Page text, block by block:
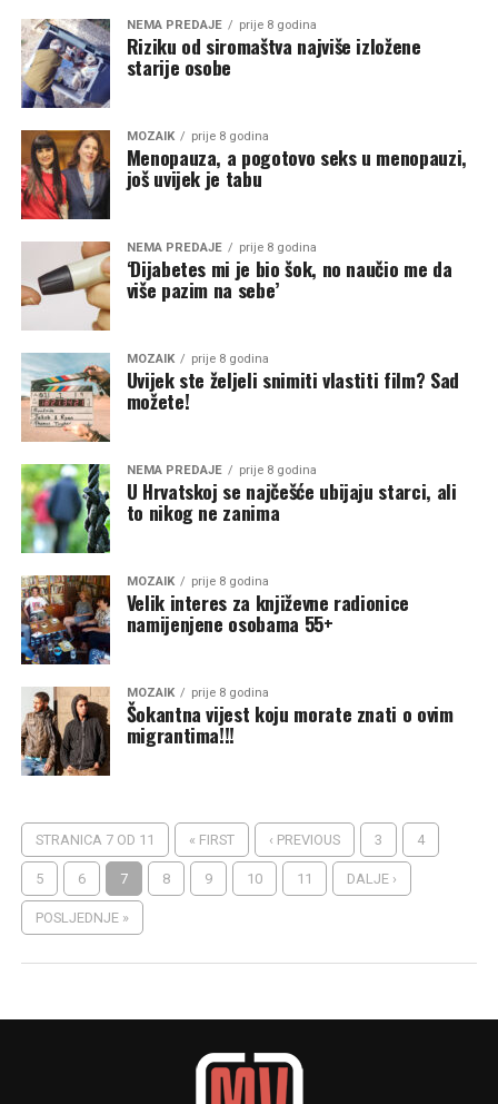
NEMA PREDAJE prije 8 godina
Riziku od siromaštva najviše izložene
starije osobe
MOZAIK prije 8 godina
Menopauza, a pogotovo seks u menopauzi,
još uvijek je tabu
NEMA PREDAJE prije 8 godina
‘Dijabetes mi je bio šok, no naučio me da
više pazim na sebe’
MOZAIK prije 8 godina
Uvijek ste željeli snimiti vlastiti film? Sad
možete!
NEMA PREDAJE prije 8 godina
U Hrvatskoj se najčešće ubijaju starci, ali
to nikog ne zanima
MOZAIK prije 8 godina
Velik interes za književne radionice
namijenjene osobama 55+
MOZAIK prije 8 godina
Šokantna vijest koju morate znati o ovim
migrantima!!!
STRANICA 7 OD 11 « FIRST ‹ PREVIOUS 3 4
5 6 7 8 9 10 11 DALJE ›
POSLJEDNJE »